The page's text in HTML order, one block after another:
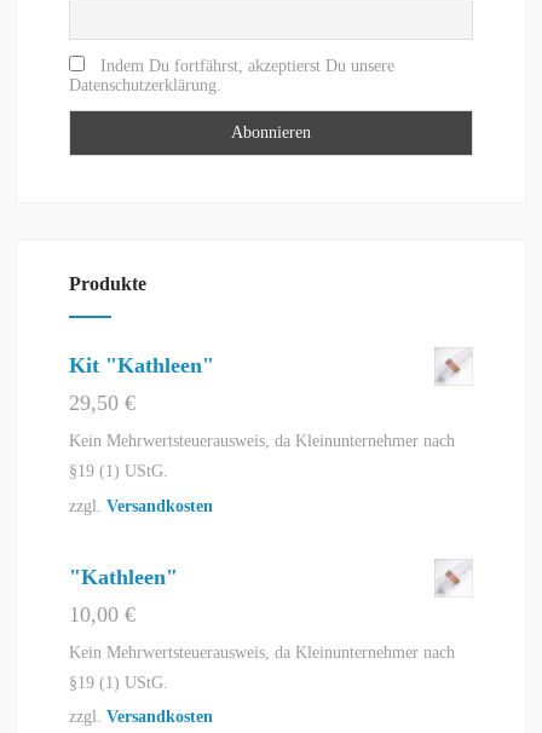
Indem Du fortfährst, akzeptierst Du unsere
Datenschutzerklärung.
Produkte
Kit "Kathleen"
29,50 €
Kein Mehrwertsteuerausweis, da Kleinunternehmer nach
§19 (1) UStG.
zzgl. Versandkosten
"Kathleen"
10,00 €
Kein Mehrwertsteuerausweis, da Kleinunternehmer nach
§19 (1) UStG.
zzgl. Versandkosten